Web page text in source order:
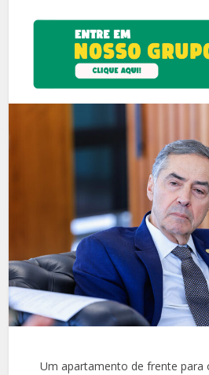
Um apartamento de frente para